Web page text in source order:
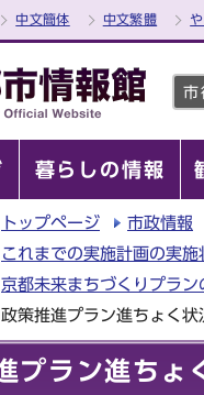
中文簡体 中文繁體
市
暮らしの情報
トップページ 市政情報
これまでの実施計画の実施
京都未来まちづくりプラ
政策推進プラン進ちょく
プラン進ち